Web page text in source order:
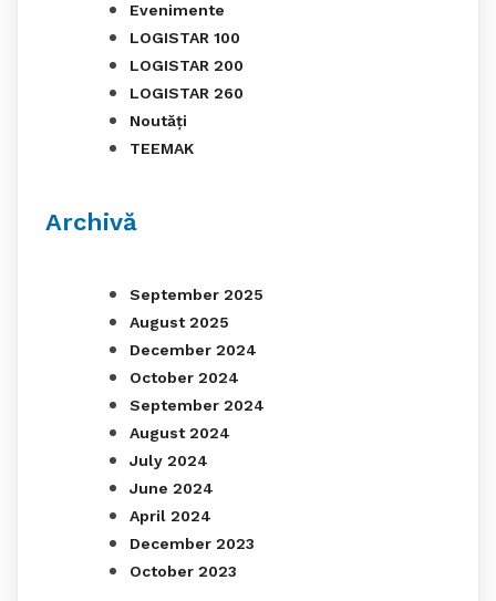
Evenimente
LOGISTAR 100
LOGISTAR 200
LOGISTAR 260
Noutăți
TEEMAK
Archivă
September 2025
August 2025
December 2024
October 2024
September 2024
August 2024
July 2024
June 2024
April 2024
December 2023
October 2023